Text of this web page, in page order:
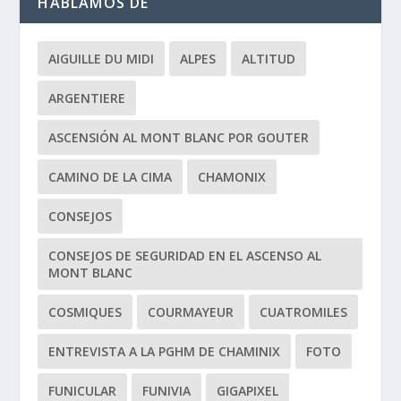
AIGUILLE DU MIDI ALPES ALTITUD
ARGENTIERE
ASCENSIÓN AL MONT BLANC POR GOUTER
CAMINO DE LA CIMA CHAMONIX
CONSEJOS
CONSEJOS DE SEGURIDAD EN EL ASCENSO AL
MONT BLANC
COSMIQUES COURMAYEUR CUATROMILES
ENTREVISTA A LA PGHM DE CHAMINIX FOTO
FUNICULAR FUNIVIA GIGAPIXEL